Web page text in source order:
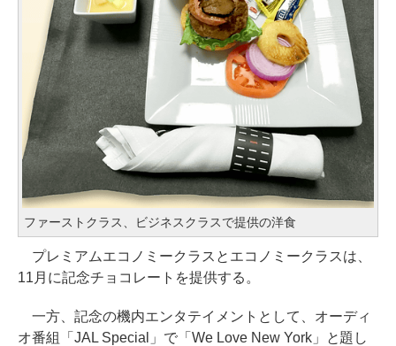
ファーストクラス、ビジネスクラスで提供の洋食
プレミアムエコノミークラスとエコノミークラスは、
11月に記念チョコレートを提供する。
一方、記念の機内エンタテイメントとして、オーディ
オ番組「JAL Special」で「We Love New York」と題し